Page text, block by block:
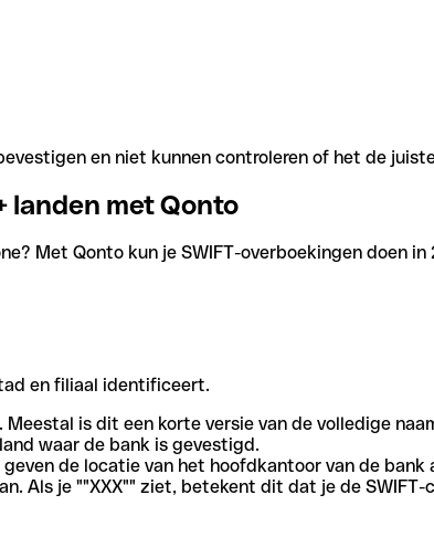
en niet kunnen controleren of het de
landen met Qonto
Met Qonto kun je SWIFT-overboekingen doen
en filiaal identificeert.
is dit een korte versie van de volledige
waar de bank is gevestigd.
de locatie van het hoofdkantoor van de bank
Als je ""XXX"" ziet, betekent dit dat je de